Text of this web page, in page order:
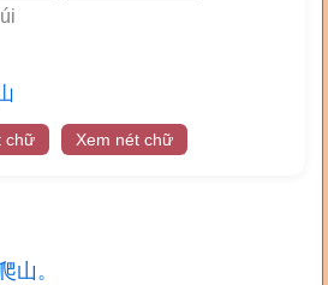
chữ Xem nét chữ
山。